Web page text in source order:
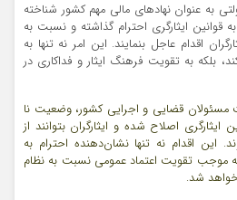
به عنوان نهادهای مالی مهم کشور شناخته
قوانین ایثارگری احترام گذاشته و نسبت به
اقدام عاجل بنمایند. این امر نه تنها به
بلکه به تقویت فرهنگ ایثار و فداکاری در
مسئولان قضایی و اجرایی کشور، وضعیت نا
اصلاح شده و ایثارگران بتوانند از
این اقدام نه تنها نشان‌دهنده احترام به
موجب تقویت اعتماد عمومی نسبت به نظام
شد.